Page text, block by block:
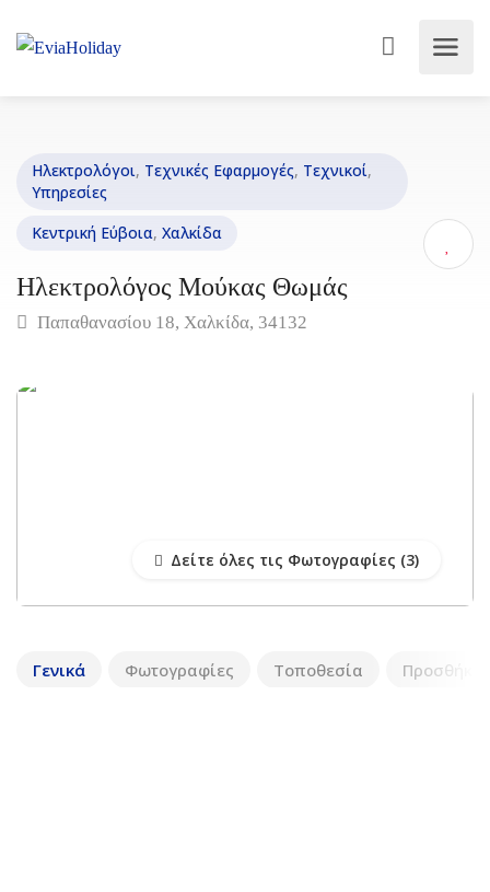
Ηλεκτρολόγοι, Τεχνικές Εφαρμογές, Τεχνικοί,
Υπηρεσίες
Κεντρική Εύβοια, Χαλκίδα
Ηλεκτρολόγος Μούκας Θωμάς
Παπαθανασίου 18, Χαλκίδα, 34132
Δείτε όλες τις Φωτογραφίες
Γενικά Φωτογραφίες Τοποθεσία Προσθήκη